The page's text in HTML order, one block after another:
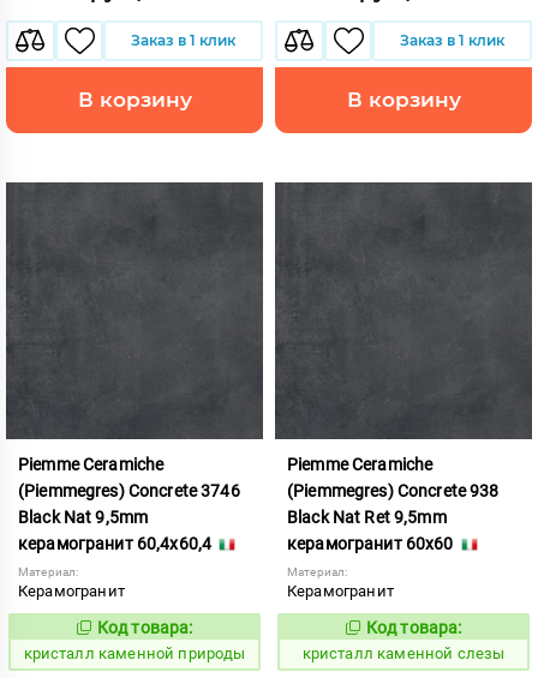
Заказ в 1 клик
В корзину
Заказ в 1 клик
В корзину
Piemme Ceramiche
(Piemmegres) Concrete 3746
Black Nat 9,5mm
керамогранит 60,4x60,4
Материал:
Керамогранит
817225
Код товара:
кристалл каменной природы
Piemme Ceramiche
(Piemmegres) Concrete 938
Black Nat Ret 9,5mm
керамогранит 60x60
Материал:
Керамогранит
817221
Код товара:
кристалл каменной слезы